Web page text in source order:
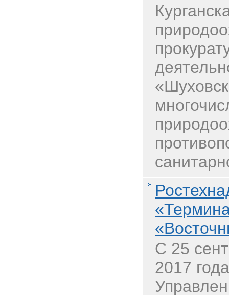
С 25
2017